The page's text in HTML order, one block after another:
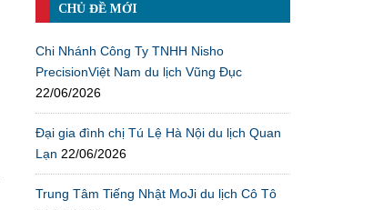
CHỦ ĐỀ MỚI
Chi Nhánh Công Ty TNHH Nisho
PrecisionViệt Nam du lịch Vũng Đục
22/06/2026
Đại gia đình chị Tú Lệ Hà Nội du lịch Quan
Lạn 22/06/2026
Trung Tâm Tiếng Nhật MoJi du lịch Cô Tô